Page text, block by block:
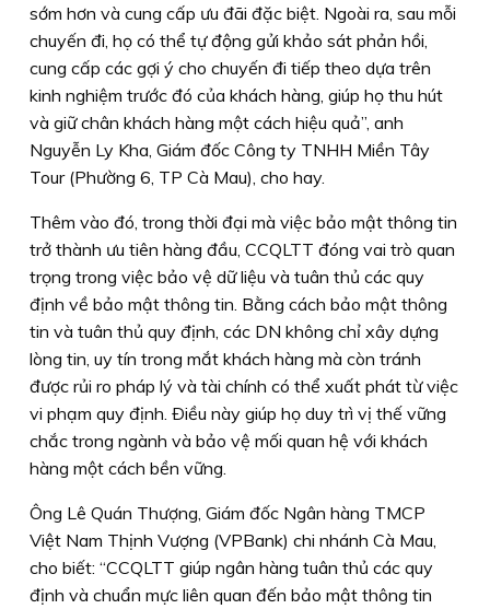
sớm hơn và cung cấp ưu đãi đặc biệt. Ngoài ra, sau mỗi
chuyến đi, họ có thể tự động gửi khảo sát phản hồi,
cung cấp các gợi ý cho chuyến đi tiếp theo dựa trên
kinh nghiệm trước đó của khách hàng, giúp họ thu hút
và giữ chân khách hàng một cách hiệu quả”, anh
Nguyễn Ly Kha, Giám đốc Công ty TNHH Miền Tây
Tour (Phường 6, TP Cà Mau), cho hay.
Thêm vào đó, trong thời đại mà việc bảo mật thông tin
trở thành ưu tiên hàng đầu, CCQLTT đóng vai trò quan
trọng trong việc bảo vệ dữ liệu và tuân thủ các quy
định về bảo mật thông tin. Bằng cách bảo mật thông
tin và tuân thủ quy định, các DN không chỉ xây dựng
lòng tin, uy tín trong mắt khách hàng mà còn tránh
được rủi ro pháp lý và tài chính có thể xuất phát từ việc
vi phạm quy định. Ðiều này giúp họ duy trì vị thế vững
chắc trong ngành và bảo vệ mối quan hệ với khách
hàng một cách bền vững.
Ông Lê Quán Thượng, Giám đốc Ngân hàng TMCP
Việt Nam Thịnh Vượng (VPBank) chi nhánh Cà Mau,
cho biết: “CCQLTT giúp ngân hàng tuân thủ các quy
định và chuẩn mực liên quan đến bảo mật thông tin